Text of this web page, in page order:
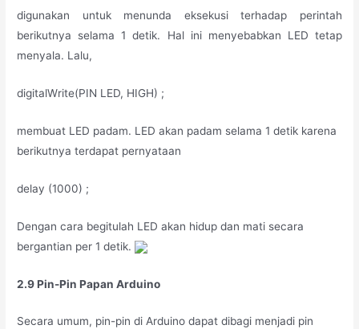
digunakan untuk menunda eksekusi terhadap perintah
berikutnya selama 1 detik. Hal ini menyebabkan LED tetap
menyala. Lalu,
digitalWrite(PIN LED, HIGH) ;
membuat LED padam. LED akan padam selama 1 detik karena
berikutnya terdapat pernyataan
delay (1000) ;
Dengan cara begitulah LED akan hidup dan mati secara
bergantian per 1 detik.
2.9 Pin-Pin Papan Arduino
Secara umum, pin-pin di Arduino dapat dibagi menjadi pin